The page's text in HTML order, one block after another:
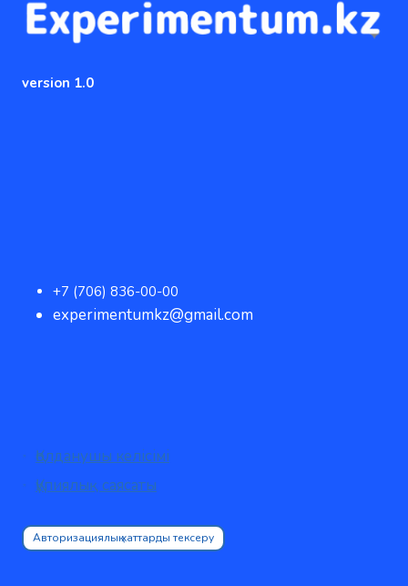
version 1.0
+7 (706) 836-00-00
experimentumkz@gmail.com
Қолданушы келісімі
Құпиялық саясаты
Авторизациялық хаттарды тексеру